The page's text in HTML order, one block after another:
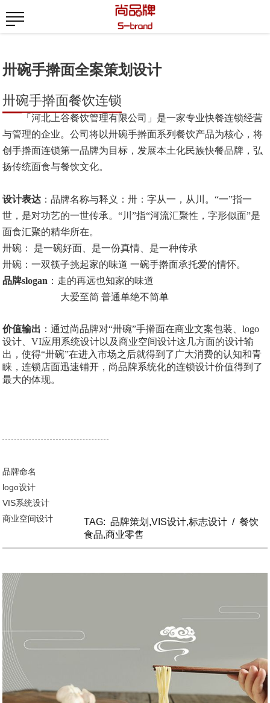
卅碗手擀面全案策划设计
卅碗手擀面餐饮连锁
「 河北上谷餐饮管理有限公司 」 是一家专业快餐连锁经营
与管理的企业。公司将以卅碗手擀面系列餐饮产品为核心，将
创手擀面连锁第一品牌为目标，发展本土化民族快餐品牌，弘
扬传统面食与餐饮文化。
设计表达 ：品牌名称与释义： 卅：字从一，从川。“一”指一
世，是对功艺的一世传承。“川”指“河流汇聚性，字形似面”是
面食汇聚的精华所在。
卅碗 ： 是一碗好面、是一份真情、是一种传承
卅碗：一双筷子挑起家的味道 一碗手擀面承托爱的情怀。
品牌slogan ：走的再远也知家的味道
大爱至简 普通单绝不简单
价值输出 ：通过尚品牌对“卅碗”手擀面在商业文案包装、logo
设计、VI应用系统设计以及商业空间设计这几方面的设计输
出，使得“卅碗”在进入市场之后就得到了广大消费的认知和青
睐，连锁店面迅速铺开，尚品牌系统化的连锁设计价值得到了
最大的体现。
品牌命名
logo设计
VIS系统设计
商业空间设计
TAG: 品牌策划,VIS设计,标志设计 / 餐饮
食品,商业零售